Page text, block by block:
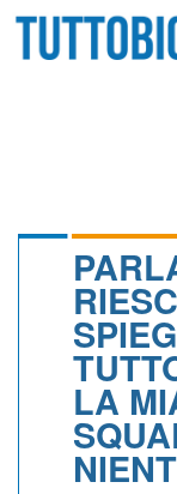
CALENDARIO
ALBI D'ORO
LA